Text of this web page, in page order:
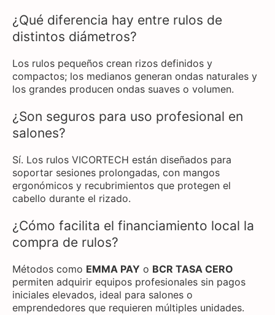
¿Qué diferencia hay entre rulos de
distintos diámetros?
Los rulos pequeños crean rizos definidos y
compactos; los medianos generan ondas naturales y
los grandes producen ondas suaves o volumen.
¿Son seguros para uso profesional en
salones?
Sí. Los rulos VICORTECH están diseñados para
soportar sesiones prolongadas, con mangos
ergonómicos y recubrimientos que protegen el
cabello durante el rizado.
¿Cómo facilita el financiamiento local la
compra de rulos?
Métodos como EMMA PAY o BCR TASA CERO
permiten adquirir equipos profesionales sin pagos
iniciales elevados, ideal para salones o
emprendedores que requieren múltiples unidades.